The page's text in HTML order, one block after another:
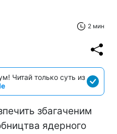
2 мин
Читай только суть из
збагаченим
ядерного